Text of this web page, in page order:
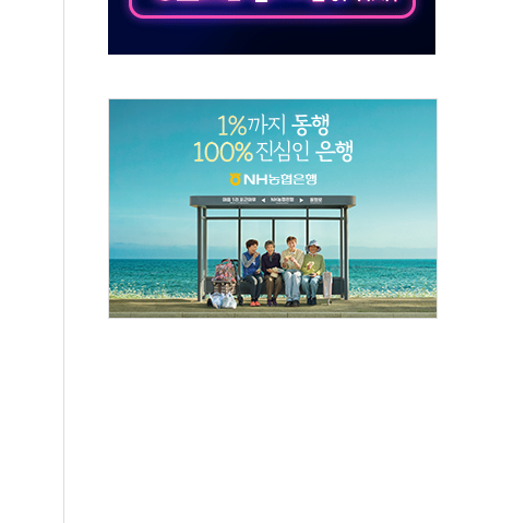
요구
낮아지며 상승… STOXX 600 지수는 나흘 연속 최고치